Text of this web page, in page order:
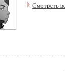
Смотреть